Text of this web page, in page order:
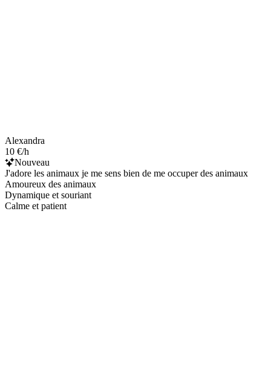
Alexandra
10 €/h
Nouveau
J'adore les animaux je me sens bien de me occuper des animaux
Amoureux des animaux
Dynamique et souriant
Calme et patient